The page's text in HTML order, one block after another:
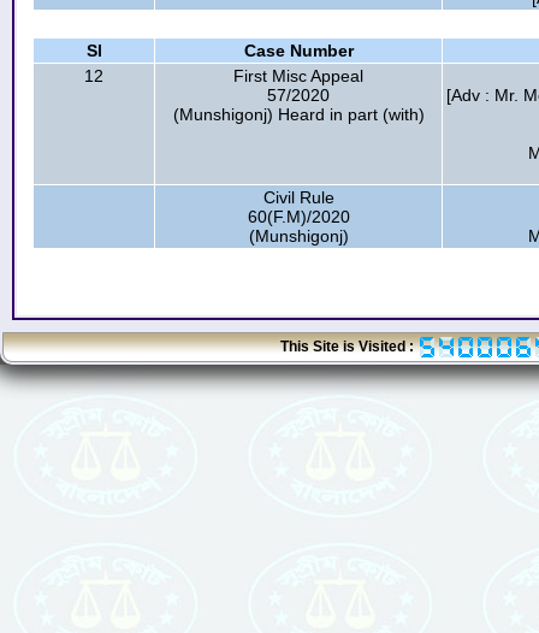
Sl
Case Number
12
First Misc Appeal
57/2020
(Munshigonj) Heard in part (with)
[Adv : Mr.
Civil Rule
60(F.M)/2020
(Munshigonj)
This Site is Visited :